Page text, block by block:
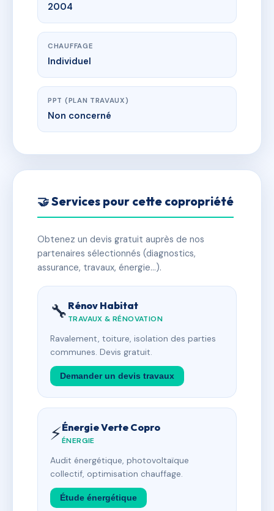
2004
CHAUFFAGE
Individuel
PPT (PLAN TRAVAUX)
Non concerné
🤝 Services pour cette copropriété
Obtenez un devis gratuit auprès de nos
partenaires sélectionnés (diagnostics,
assurance, travaux, énergie…).
🔧 Rénov Habitat
TRAVAUX & RÉNOVATION
Ravalement, toiture, isolation des parties
communes. Devis gratuit.
Demander un devis travaux
⚡Énergie Verte Copro
ÉNERGIE
Audit énergétique, photovoltaïque
collectif, optimisation chauffage.
Étude énergétique